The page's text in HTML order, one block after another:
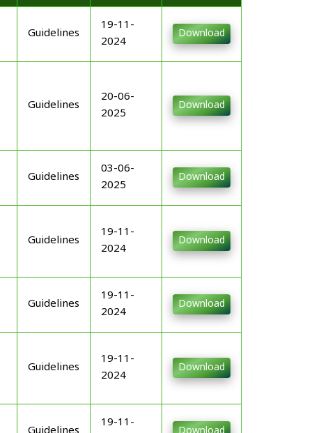
Guidelines
19-11-
2024
Download
Guidelines
20-06-
2025
Download
Guidelines
03-06-
2025
Download
Guidelines
19-11-
2024
Download
Guidelines
19-11-
2024
Download
Guidelines
19-11-
2024
Download
19-11-